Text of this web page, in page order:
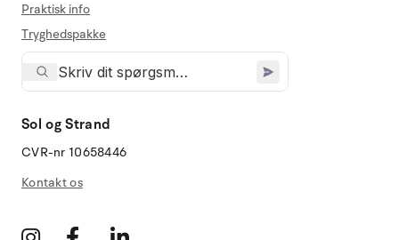
Praktisk info
Tryghedspakke
Sol og Strand
CVR-nr 10658446
Kontakt os